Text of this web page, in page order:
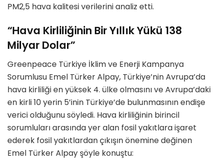
PM2,5 hava kalitesi verilerini analiz etti.
“Hava Kirliliğinin Bir Yıllık Yükü 138
Milyar Dolar”
Greenpeace Türkiye İklim ve Enerji Kampanya
Sorumlusu Emel Türker Alpay, Türkiye’nin Avrupa’da
hava kirliliği en yüksek 4. ülke olmasını ve Avrupa’daki
en kirli 10 yerin 5’inin Türkiye’de bulunmasının endişe
verici olduğunu söyledi. Hava kirliliğinin birincil
sorumluları arasında yer alan fosil yakıtlara işaret
ederek fosil yakıtlardan çıkışın önemine değinen
Emel Türker Alpay şöyle konuştu: